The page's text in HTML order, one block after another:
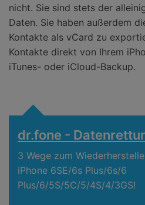
nicht. Sie sind stets der
Daten. Sie haben außerdem
Kontakte als vCard zu
Kontakte direkt von Ihrem
iTunes- oder iCloud-Backup.
dr.fone -
3 Wege zum
iPhone 6SE/6s Plus/6s/6
Plus/6/5S/5C/5/4S/4/3GS!